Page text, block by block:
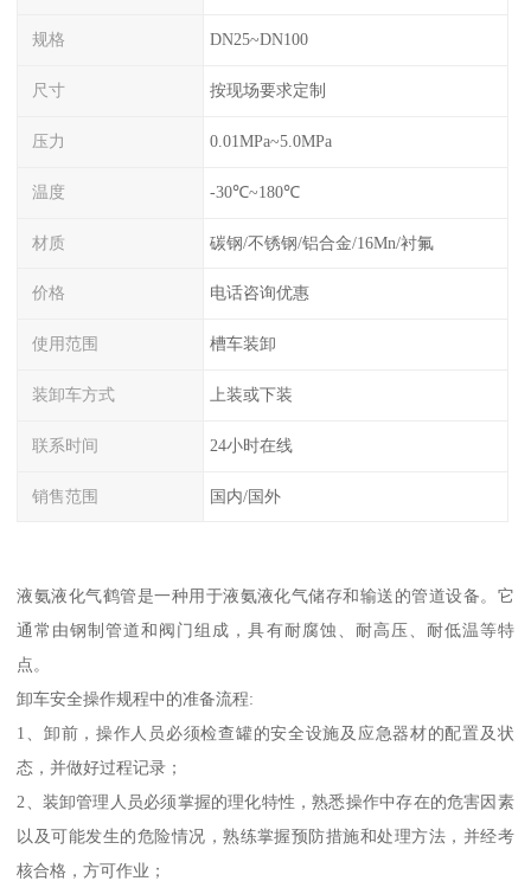
规格 DN25~DN100
尺寸 按现场要求定制
压力 0.01MPa~5.0MPa
温度 -30℃~180℃
材质 碳钢/不锈钢/铝合金/16Mn/衬氟
价格 电话咨询优惠
使用范围 槽车装卸
装卸车方式 上装或下装
联系时间 24小时在线
销售范围 国内/国外
液氨液化气鹤管是一种用于液氨液化气储存和输送的管道设备。它
通常由钢制管道和阀门组成，具有耐腐蚀、耐高压、耐低温等特
点。
卸车安全操作规程中的准备流程:
1、卸前，操作人员必须检查罐的安全设施及应急器材的配置及状
态，并做好过程记录；
2、装卸管理人员必须掌握的理化特性，熟悉操作中存在的危害因素
以及可能发生的危险情况，熟练掌握预防措施和处理方法，并经考
核合格，方可作业；